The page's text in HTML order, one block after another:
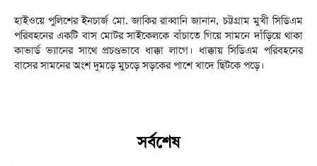
হাইওয়ে পুলিশের ইনচার্জ মো. জাকির রাব্বানি জানান, চট্টগ্রাম মুখী সিডিএম
পরিবহনের একটি বাস মোটর সাইকেলকে বাঁচাতে গিয়ে সামনে দাঁড়িয়ে থাকা
কাভার্ড ভ্যানের সাথে প্রচণ্ডভাবে ধাক্কা লাগে। ধাক্কায় সিডিএম পরিবহনের
বাসের সামনের অংশ দুমড়ে মুচড়ে সড়কের পাশে খাদে ছিটকে পড়ে।
সর্বশেষ